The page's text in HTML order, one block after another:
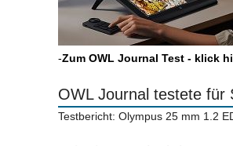
-Zum OWL Journal Test - klick
OWL Journal testete für
Testbericht: Olympus 25 mm 1.2